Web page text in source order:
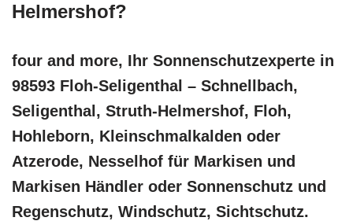
Helmershof?
four and more, Ihr Sonnenschutzexperte in
98593 Floh-Seligenthal – Schnellbach,
Seligenthal, Struth-Helmershof, Floh,
Hohleborn, Kleinschmalkalden oder
Atzerode, Nesselhof für Markisen und
Markisen Händler oder Sonnenschutz und
Regenschutz, Windschutz, Sichtschutz.